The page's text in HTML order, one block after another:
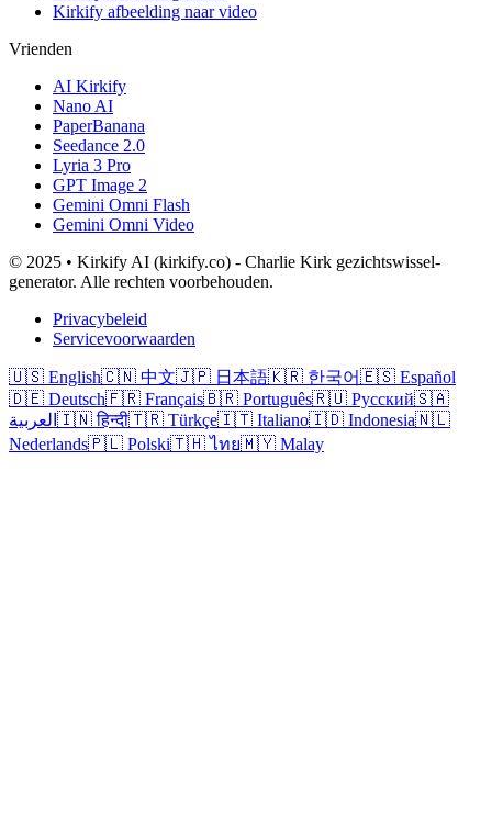
Kirkify afbeelding naar video
Vrienden
AI Kirkify
Nano AI
PaperBanana
Seedance 2.0
Lyria 3 Pro
GPT Image 2
Gemini Omni Flash
Gemini Omni Video
© 2025 • Kirkify AI (kirkify.co) - Charlie Kirk gezichtswissel-
generator. Alle rechten voorbehouden.
Privacybeleid
Servicevoorwaarden
🇺🇸 English🇨🇳 中文🇯🇵 日本語🇰🇷 한국어🇪🇸 Español
🇩🇪 Deutsch🇫🇷 Français🇧🇷 Português🇷🇺 Русский🇸🇦
العربية 🇮🇳 हिन्दी🇹🇷 Türkçe🇮🇹 Italiano🇮🇩 Indonesia🇳🇱
Nederlands🇵🇱 Polski🇹🇭 ไทย🇲🇾 Malay